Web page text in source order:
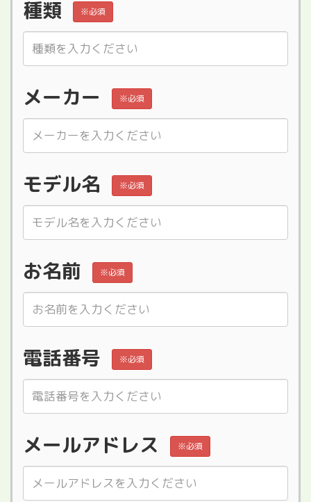
種類 ※必須
メーカー ※必須
モデル名 ※必須
お名前 ※必須
電話番号 ※必須
メールアドレス ※必須